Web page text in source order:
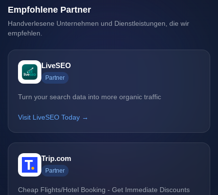
Empfohlene Partner
Handverlesene Unternehmen und Dienstleistungen, die wir
empfehlen.
LiveSEO
Partner
Turn your search data into more organic traffic
Visit LiveSEO Today →
Trip.com
Partner
Cheap Flights/Hotel Booking - Get Immediate Discounts